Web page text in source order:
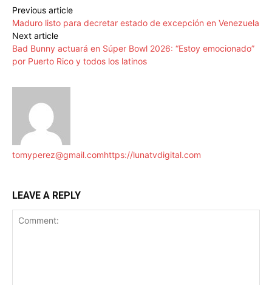
Previous article
Maduro listo para decretar estado de excepción en Venezuela
Next article
Bad Bunny actuará en Súper Bowl 2026: “Estoy emocionado”
por Puerto Rico y todos los latinos
tomyperez@gmail.comhttps://lunatvdigital.com
LEAVE A REPLY